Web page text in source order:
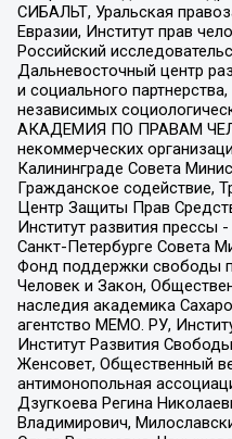
СИБАЛЬТ, Уральская
Евразии, Институт прав
Российский
Дальневосточный центр
и социального
независимых
АКАДЕМИЯ ПО ПРАВАМ
некоммерческих
Калининграде Совета
Гражданское содействие,
Центр Защиты Прав
Институт развития прессы
Санкт-Петербурге Совета
Фонд поддержки свободы
Человек и Закон,
наследия академика
агентство МЕМО. РУ,
Институт Развития
Женсовет, Общественный
антимонопольная
Дзугкоева Регина
Владимирович,